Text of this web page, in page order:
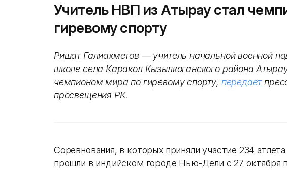
Учитель НВП из Атырау стал
гиревому спорту
Ришат Галиахметов — учитель начальной военной
школе села Каракол Кызылкоганского района
чемпионом мира по гиревому спорту, передает
просвещения РК.
Соревнования, в которых приняли участие 234
прошли в индийском городе Нью-Дели с 27 октября